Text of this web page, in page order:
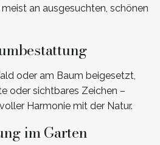
an ausgesuchten, schönen
oder am Baum beigesetzt,
oder sichtbares Zeichen –
Harmonie mit der Natur.
im Garten